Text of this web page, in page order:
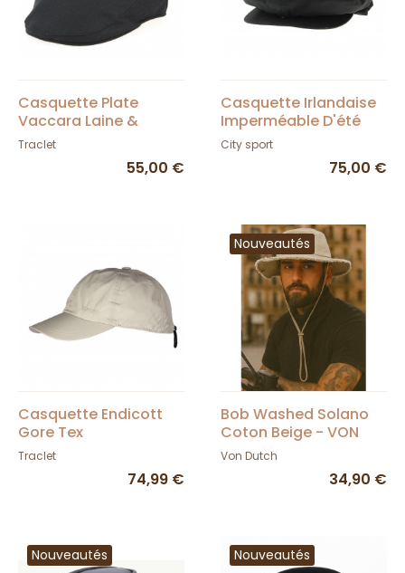
Casquette Plate
Vaccara Laine &
Cachemire Noire-
Traclet
55,00 €
Casquette Irlandaise
Imperméable D'été
Noire - City Sport
City sport
75,00 €
Casquette Endicott
Gore Tex
Traclet
74,99 €
Nouveautés
Bob Washed Solano
Coton Beige - VON
DUTCH
Von Dutch
34,90 €
Nouveautés Nouveautés